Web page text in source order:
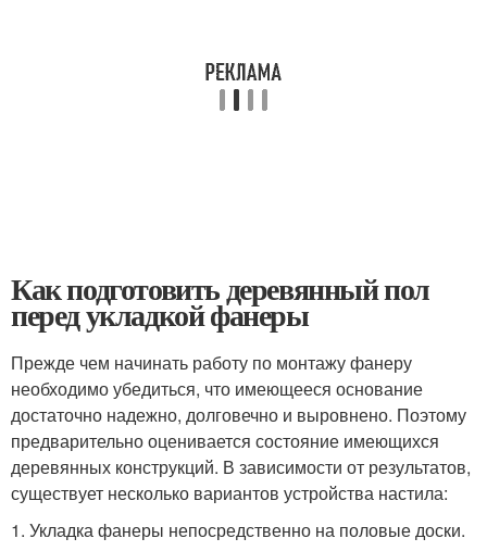
Как подготовить деревянный пол
перед укладкой фанеры
Прежде чем начинать работу по монтажу фанеру
необходимо убедиться, что имеющееся основание
достаточно надежно, долговечно и выровнено. Поэтому
предварительно оценивается состояние имеющихся
деревянных конструкций. В зависимости от результатов,
существует несколько вариантов устройства настила:
1. Укладка фанеры непосредственно на половые доски.